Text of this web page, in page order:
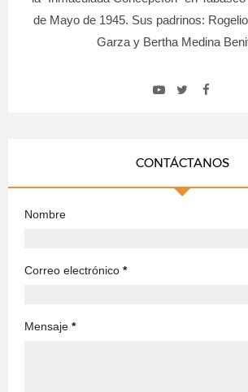
de Mayo de 1945. Sus padrinos:
Garza y Bertha Medina
CONTÁCTANOS
Nombre
Correo electrónico *
Mensaje *